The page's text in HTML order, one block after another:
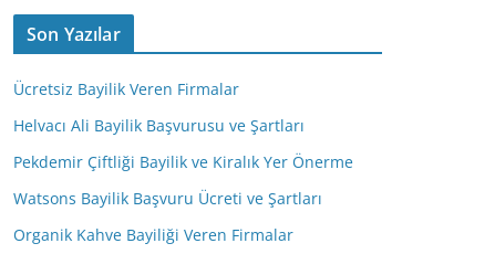
Son Yazılar
Ücretsiz Bayilik Veren Firmalar
Helvacı Ali Bayilik Başvurusu ve Şartları
Pekdemir Çiftliği Bayilik ve Kiralık Yer Önerme
Watsons Bayilik Başvuru Ücreti ve Şartları
Organik Kahve Bayiliği Veren Firmalar